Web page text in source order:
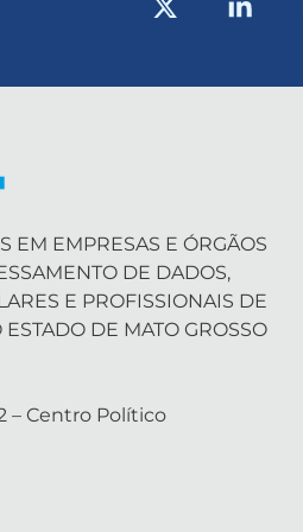
- i
i
n
EM EMPRESAS E ÓRGÃOS
DE DADOS,
E PROFISSIONAIS DE
DE MATO GROSSO
– Centro Político